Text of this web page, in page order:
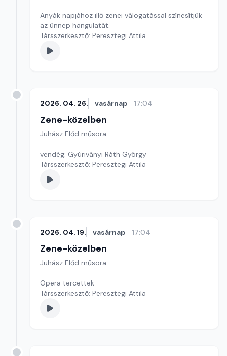
Anyák napjához illő zenei válogatással színesítjük
az ünnep hangulatát.
Társszerkesztő: Peresztegi Attila
2026. 04. 26. vasárnap 17:04
Zene-közelben
Juhász Előd műsora
vendég: Gyúriványi Ráth György
Társszerkesztő: Peresztegi Attila
2026. 04. 19. vasárnap 17:04
Zene-közelben
Juhász Előd műsora
Opera tercettek
Társszerkesztő: Peresztegi Attila